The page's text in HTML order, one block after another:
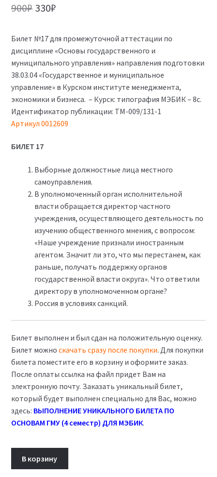
900₽ Первоначальная
составляла
900₽.
330₽Текущая
330₽.
Билет №17 для промежуточной аттестации по
дисциплине «Основы государственного и
муниципального управления» направления подготовки
38.03.04 «Государственное и муниципальное
управление» в Курском институте менеджмента,
экономики и бизнеса. – Курск: типография МЭБИК – 8с.
Идентификатор публикации: ТМ-009/131-1
Артикул 0012609
БИЛЕТ 17
Выборные должностные лица местного
самоуправления.
В уполномоченный орган исполнительной
власти обращается директор частного
учреждения, осуществляющего деятельность по
изучению общественного мнения, с вопросом:
«Наше учреждение признали иностранным
агентом. Значит ли это, что мы перестанем, как
раньше, получать поддержку органов
государственной власти округа». Что ответили
директору в уполномоченном органе?
Россия в условиях санкций.
Билет выполнен и был сдан на положительную оценку.
Билет можно скачать сразу после покупки. Для покупки
билета поместите его в корзину и оформите заказ.
После оплаты ссылка на файл придет Вам на
электронную почту. Заказать уникальный билет,
который будет выполнен специально для Вас, можно
здесь: ВЫПОЛНЕНИЕ УНИКАЛЬНОГО БИЛЕТА ПО
ОСНОВАМ ГМУ (4 семестр) ДЛЯ МЭБИК.
В корзину